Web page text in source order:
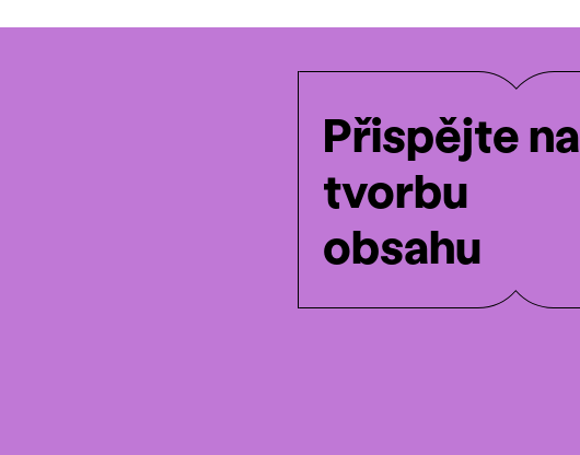
Přispějte na
tvorbu
obsahu